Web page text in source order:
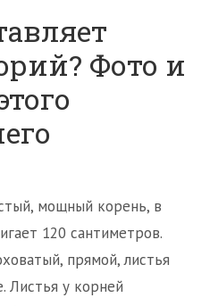
Фото и
мощный корень, в
120 сантиметров.
прямой, листья
Листья у корней